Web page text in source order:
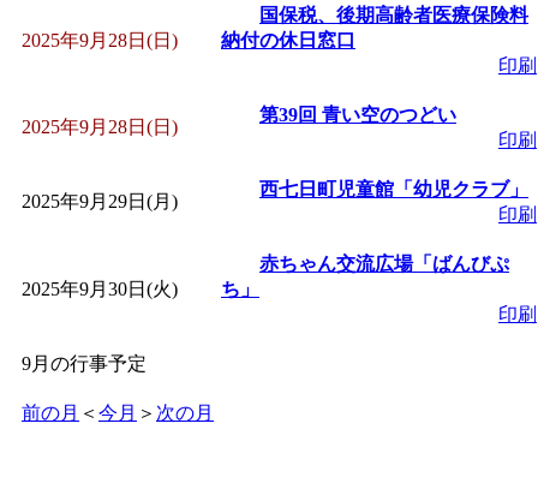
2025年9月28日(日)
国保税、後期高齢者医療保険料
納付の休日窓口
印刷
2025年9月28日(日)
第39回 青い空のつどい
印刷
2025年9月29日(月)
西七日町児童館「幼児クラブ」
印刷
2025年9月30日(火)
赤ちゃん交流広場「ばんびぷ
ち」
印刷
9月の行事予定
前の月 ＜ 今月 ＞ 次の月